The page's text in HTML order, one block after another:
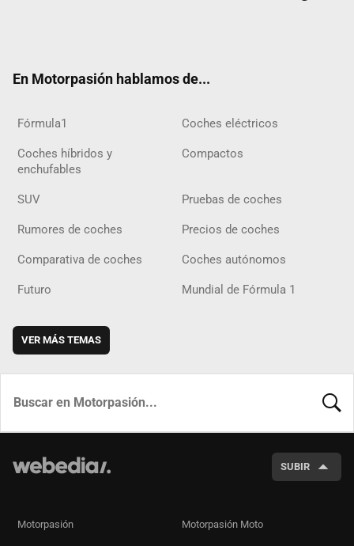
En Motorpasión hablamos de...
Fórmula1 Coches eléctricos
Coches híbridos y
enchufables
Compactos
SUV Pruebas de coches
Rumores de coches Precios de coches
Comparativa de coches Coches autónomos
Futuro Mundial de Fórmula 1
VER MÁS TEMAS
SUBIR
Motorpasión Motorpasión Moto